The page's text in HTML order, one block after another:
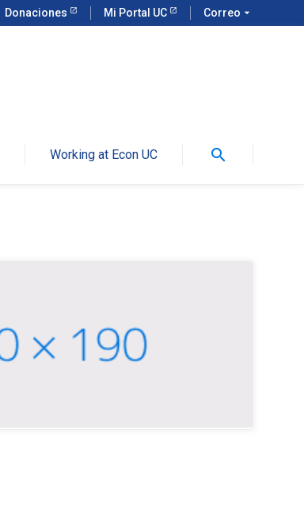
Donaciones Mi Portal UC Correo arrow_drop_down
Working at Econ UC search